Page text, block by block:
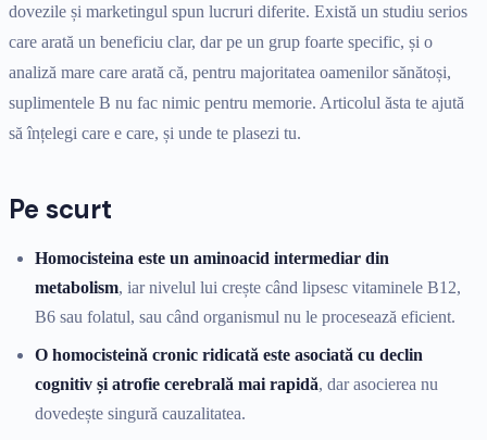
dovezile și marketingul spun lucruri diferite. Există un studiu serios
care arată un beneficiu clar, dar pe un grup foarte specific, și o
analiză mare care arată că, pentru majoritatea oamenilor sănătoși,
suplimentele B nu fac nimic pentru memorie. Articolul ăsta te ajută
să înțelegi care e care, și unde te plasezi tu.
Pe scurt
Homocisteina este un aminoacid intermediar din
metabolism, iar nivelul lui crește când lipsesc vitaminele B12,
B6 sau folatul, sau când organismul nu le procesează eficient.
O homocisteină cronic ridicată este asociată cu declin
cognitiv și atrofie cerebrală mai rapidă, dar asocierea nu
dovedește singură cauzalitatea.